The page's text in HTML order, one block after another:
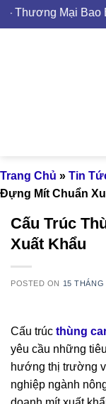
Skip
to
Mại Bao Bì Thành
Trang Chủ » Tin
Đựng Mít Chuẩn
Cấu Trúc
Xuất Khẩu
POSTED ON 15 THÁNG
Cấu trúc thùng
yêu cầu những
hướng thị trường
nghiệp ngành